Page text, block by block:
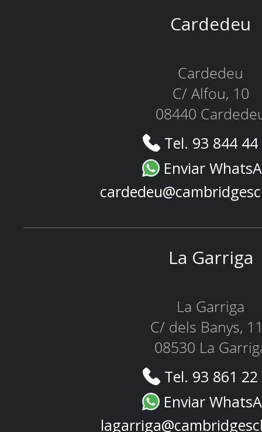
Cardedeu
Cardedeu
C/ Alfou, 10
08440
Tel. 93 844
Enviar
La Garriga
La Garriga
C/ dels Banys,
08530 La
Tel. 93 861
Enviar